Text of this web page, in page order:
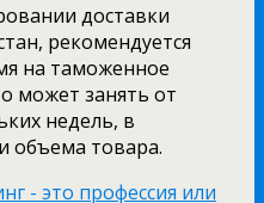
доставки
рекомендуется
на таможенное
может занять от
недель, в
объема товара.
- это профессия или